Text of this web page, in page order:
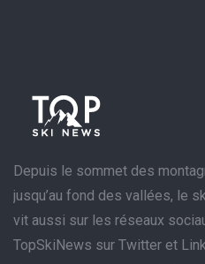
Depuis le sommet des
jusqu’au fond des vallées, le
vit aussi sur les réseaux
TopSkiNews sur Twitter et